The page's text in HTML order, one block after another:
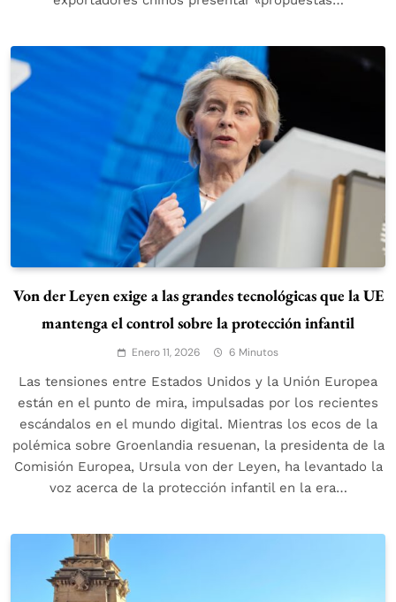
Von der Leyen exige a las grandes tecnológicas que la UE
mantenga el control sobre la protección infantil
Enero 11, 2026 6 Minutos
Las tensiones entre Estados Unidos y la Unión Europea
están en el punto de mira, impulsadas por los recientes
escándalos en el mundo digital. Mientras los ecos de la
polémica sobre Groenlandia resuenan, la presidenta de la
Comisión Europea, Ursula von der Leyen, ha levantado la
voz acerca de la protección infantil en la era…